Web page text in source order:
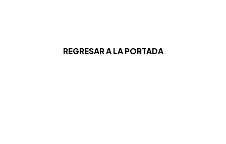
REGRESAR A LA PORTADA